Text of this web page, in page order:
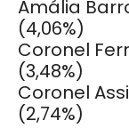
Amália
(4,06%)
Coronel
(3,48%)
Coronel
(2,74%)